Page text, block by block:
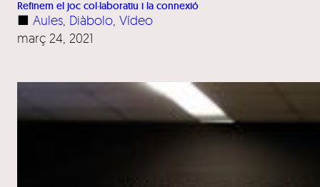
Refinem el joc col·laboratiu i la connexió
■ Aules Diàbolo Vídeo
març 24, 2021